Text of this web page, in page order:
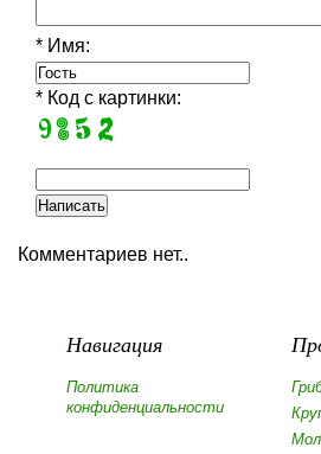
* Имя:
* Код с картинки:
Комментариев нет..
Навигация
Политика
конфиденциальности